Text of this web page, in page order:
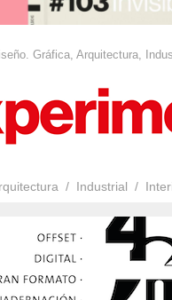
Gráfica, Arquitectura,
Industrial